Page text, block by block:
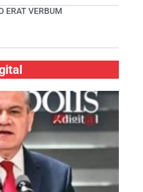
ERAT VERBUM